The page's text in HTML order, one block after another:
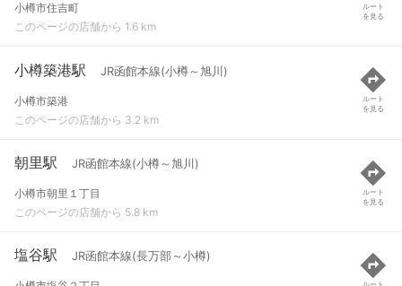
小樽市住吉町
このページの店舗から 1.6 km
ルート
を見る
小樽築港駅 JR函館本線(小樽～旭川)
小樽市築港
このページの店舗から 3.2 km
ルート
を見る
朝里駅 JR函館本線(小樽～旭川)
小樽市朝里１丁目
このページの店舗から 5.8 km
ルート
を見る
塩谷駅 JR函館本線(長万部～小樽)